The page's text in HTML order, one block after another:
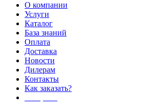
О компании
Услуги
Каталог
База знаний
Оплата
Доставка
Новости
Дилерам
Контакты
Как заказать?